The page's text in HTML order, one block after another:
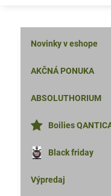
Novinky v eshope
AKČNÁ PONUKA
ABSOLUTHORIUM
Boilies
Black friday
Výpredaj